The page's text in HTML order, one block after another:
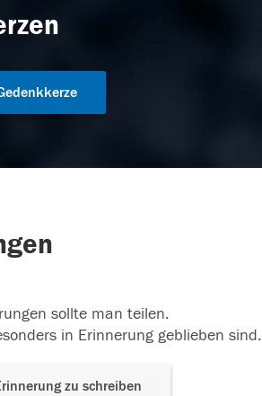
sollte man teilen.
in Erinnerung geblieben sind.
zu schreiben